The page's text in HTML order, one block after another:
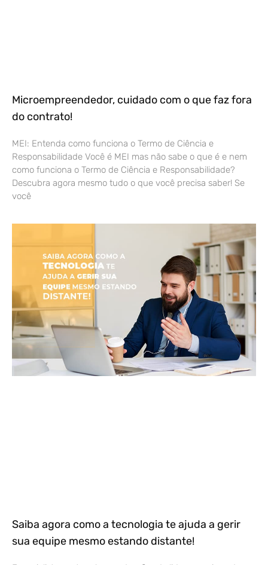
Microempreendedor, cuidado com o que faz fora
do contrato!
MEI: Entenda como funciona o Termo de Ciência e
Responsabilidade Você é MEI mas não sabe o que é e nem
como funciona o Termo de Ciência e Responsabilidade?
Descubra agora mesmo tudo o que você precisa saber! Se
você
Saiba agora como a tecnologia te ajuda a gerir
sua equipe mesmo estando distante!